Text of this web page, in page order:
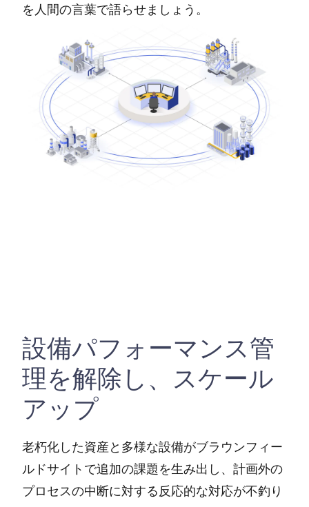
を人間の言葉で語らせましょう。
設備パフォーマンス管
理を解除し、スケール
アップ
老朽化した資産と多様な設備がブラウンフィー
ルドサイトで追加の課題を生み出し、計画外の
プロセスの中断に対する反応的な対応が不釣り